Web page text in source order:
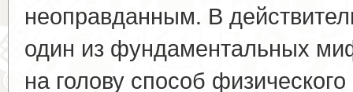
неоправданным. В
один из фундаментальных
на голову способ